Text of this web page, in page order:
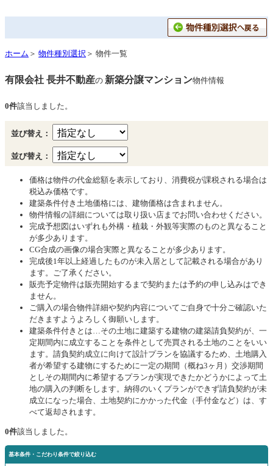
ホーム ＞ 物件種別選択 ＞ 物件一覧
有限会社 長井不動産の 新築分譲マンション物件情報
0件該当しました。
並び替え：
並び替え：
価格は物件の代金総額を表示しており、消費税が課税される場合は
税込み価格です。
建築条件付き土地価格には、建物価格は含まれません。
物件情報の詳細については取り扱い店までお問い合わせください。
完成予想図はいずれも外構・植栽・外観等実際のものと異なること
が多少あります。
CG合成の画像の場合実際と異なることが多少あります。
完成後1年以上経過したものが未入居として記載される場合があり
ます。ご了承ください。
販売予定物件は販売開始するまで契約または予約の申し込みはでき
ません。
ご購入の場合物件詳細や契約内容についてご自身で十分ご確認いた
だきますようよろしく御願いします。
建築条件付きとは…その土地に建築する建物の建築請負契約が、一
定期間内に成立することを条件として売買される土地のことをいい
ます。請負契約成立に向けて設計プランを協議するため、土地購入
者が希望する建物にするために一定の期間（概ね3ヶ月）交渉期間
としその期間内に希望するプランが実現できたかどうかによって土
地の購入の判断をします。納得のいくプランができず請負契約が未
成立になった場合、土地契約にかかった代金（手付金など）は、す
べて返却されます。
0件該当しました。
基本条件・こだわり条件で絞り込む